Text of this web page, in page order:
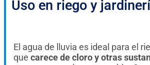
Uso en riego y
El agua de lluvia es ideal para el
que carece de cloro y otras